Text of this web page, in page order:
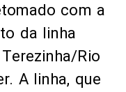
com a
da linha
Rio
A linha, que